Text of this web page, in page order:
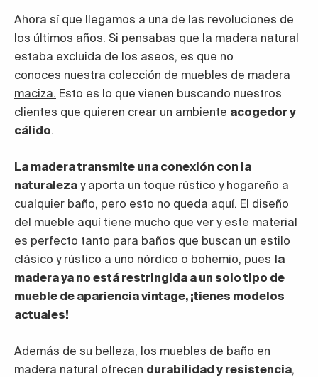
Ahora sí que llegamos a una de las revoluciones de
los últimos años. Si pensabas que la madera natural
estaba excluida de los aseos, es que no
conoces nuestra colección de muebles de madera
maciza. Esto es lo que vienen buscando nuestros
clientes que quieren crear un ambiente acogedor y
cálido.
La madera transmite una conexión con la
naturaleza y aporta un toque rústico y hogareño a
cualquier baño, pero esto no queda aquí. El diseño
del mueble aquí tiene mucho que ver y este material
es perfecto tanto para baños que buscan un estilo
clásico y rústico a uno nórdico o bohemio, pues
la
madera ya no está restringida a un solo tipo de
mueble de apariencia vintage, ¡tienes modelos
actuales!
Además de su belleza, los muebles de baño en
madera natural ofrecen durabilidad y resistencia,